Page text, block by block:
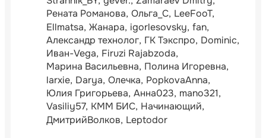
Рената Романова Ольга_С LeeFooT
Ellmatsa Жанара igorlesovsky fan
Александр технолог ГК Тэкспро Dominic
Иван-Vega Firuzi Rajabzoda
Марина Васильевна Полина Игоревна
larxie Darya Олечка PopkovaAnna
Юлия Григорьева Анна023 mano321
Vasiliy57 КММ БИС Начинающий
ДмитрийВолков Leptodor